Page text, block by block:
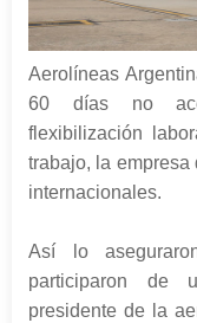
Aerolíneas
60 días no
flexibilización
trabajo, la
internacionales.
Así lo
participaron de
presidente de la